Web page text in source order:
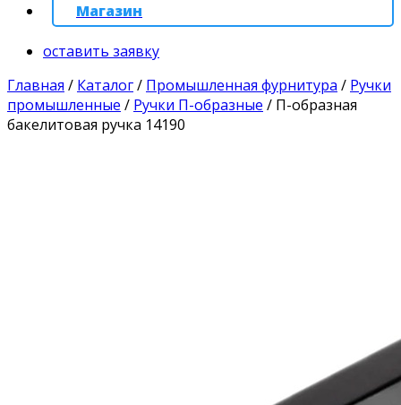
Магазин
оставить заявку
Главная / Каталог/ Промышленная фурнитура / Ручки
промышленные / Ручки П-образные / П-образная
бакелитовая ручка 14190